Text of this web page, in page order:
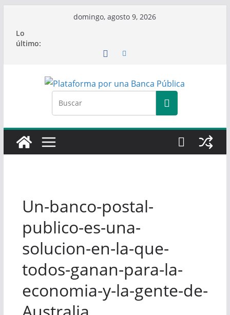
contenido
domingo, agosto 9, 2026
Lo
último:
Un-banco-postal-
publico-es-una-
solucion-en-la-que-
todos-ganan-para-la-
economia-y-la-gente-de-